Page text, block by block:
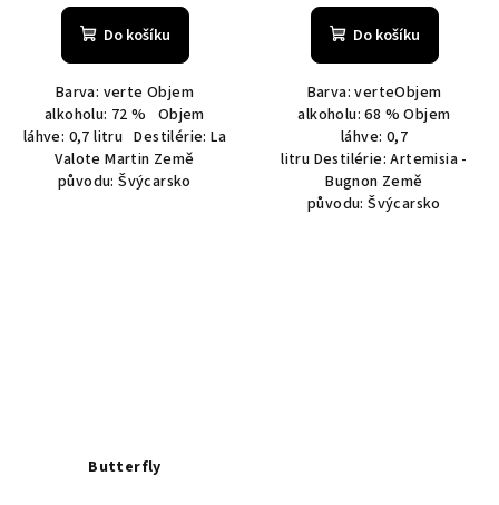
Do košíku
Barva: verte Objem
alkoholu: 72 % Objem
láhve: 0,7 litru Destilérie: La
Valote Martin Země
původu: Švýcarsko
Do košíku
Barva: verteObjem
alkoholu: 68 % Objem
láhve: 0,7
litru Destilérie: Artemisia -
Bugnon Země
původu: Švýcarsko
Butterfly